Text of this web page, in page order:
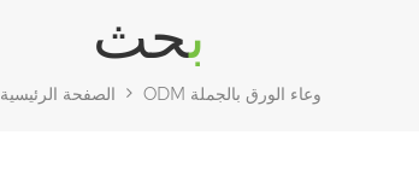
بحث
الصفحة الرئيسية ODM وعاء الورق بالجملة